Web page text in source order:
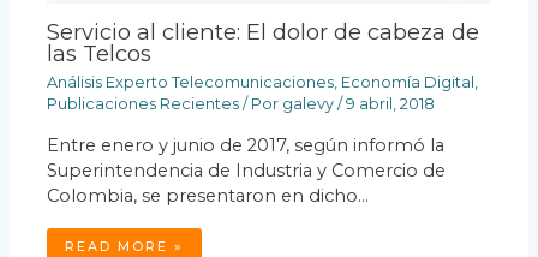
Servicio al cliente: El dolor de cabeza de
las Telcos
Análisis Experto Telecomunicaciones, Economía Digital ,
Publicaciones Recientes / Por galevy/9 abril, 2018
Entre enero y junio de 2017, según informó la
Superintendencia de Industria y Comercio de
Colombia, se presentaron en dicho…
READ MORE »